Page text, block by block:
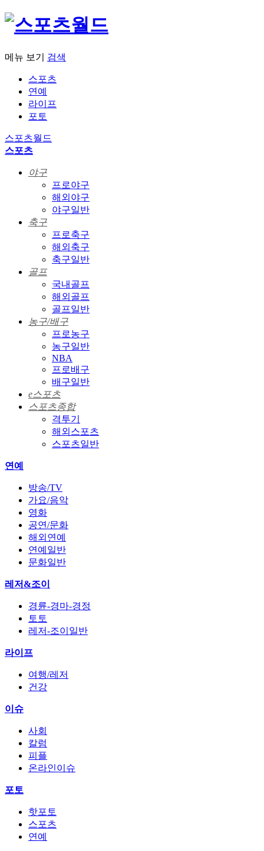
메뉴 보기 검색
스포츠
연예
라이프
포토
스포츠월드
스포츠
야구
프로야구
해외야구
야구일반
축구
프로축구
해외축구
축구일반
골프
국내골프
해외골프
골프일반
농구/배구
프로농구
농구일반
NBA
프로배구
배구일반
e스포츠
스포츠종합
격투기
해외스포츠
스포츠일반
연예
방송/TV
가요/음악
영화
공연/문화
해외연예
연예일반
문화일반
레저&조이
경륜-경마-경정
토토
레저-조이일반
라이프
여행/레저
건강
이슈
사회
칼럼
피플
온라인이슈
포토
핫포토
스포츠
연예